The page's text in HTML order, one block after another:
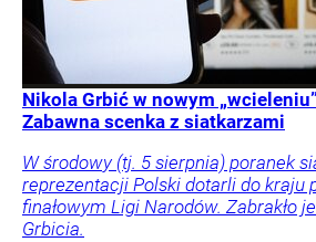
Nikola Grbić w nowym
Zabawna scenka z siatkarzami
W środowy (tj. 5 sierpnia) poranek
reprezentacji Polski dotarli do kraju
finałowym Ligi Narodów. Zabrakło
Grbicia.